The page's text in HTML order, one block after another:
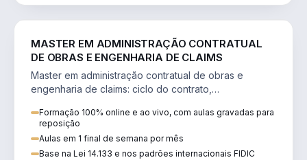
MASTER EM ADMINISTRAÇÃO CONTRATUAL
DE OBRAS E ENGENHARIA DE CLAIMS
Master em administração contratual de obras e
engenharia de claims: ciclo do contrato,
Formação 100% online e ao vivo, com aulas gravadas para
reposição
Aulas em 1 final de semana por mês
Base na Lei 14.133 e nos padrões internacionais FIDIC